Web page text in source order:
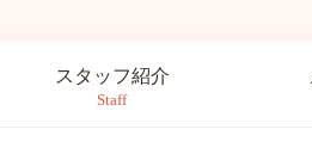
スタッフ紹介
Staff